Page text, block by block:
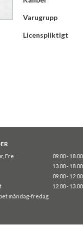
Varugrupp
Licenspliktigt
Fre
09.00 - 18.00
13.00 - 18.00
09.00 - 12.00
12.00 - 13.00
måndag-fredag